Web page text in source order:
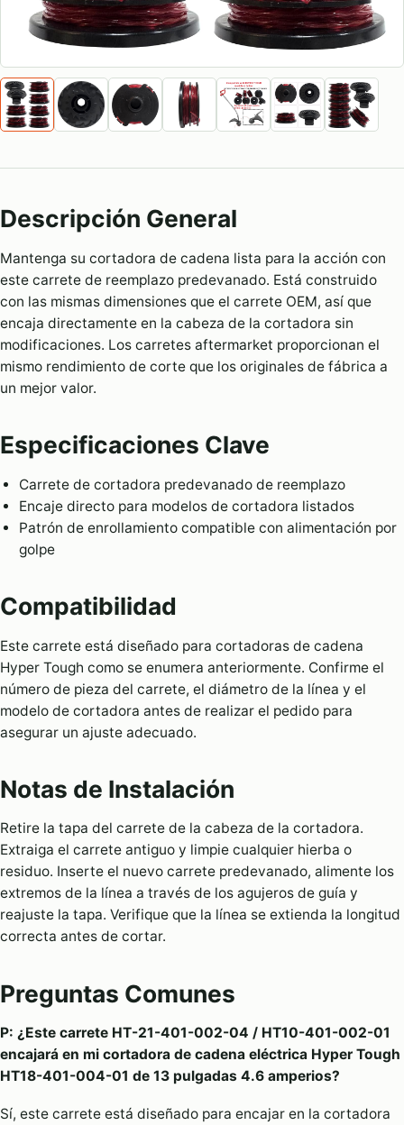
Descripción General
Mantenga su cortadora de cadena lista para la acción con
este carrete de reemplazo predevanado. Está construido
con las mismas dimensiones que el carrete OEM, así que
encaja directamente en la cabeza de la cortadora sin
modificaciones. Los carretes aftermarket proporcionan el
mismo rendimiento de corte que los originales de fábrica a
un mejor valor.
Especificaciones Clave
Carrete de cortadora predevanado de reemplazo
Encaje directo para modelos de cortadora listados
Patrón de enrollamiento compatible con alimentación por
golpe
Compatibilidad
Este carrete está diseñado para cortadoras de cadena
Hyper Tough como se enumera anteriormente. Confirme el
número de pieza del carrete, el diámetro de la línea y el
modelo de cortadora antes de realizar el pedido para
asegurar un ajuste adecuado.
Notas de Instalación
Retire la tapa del carrete de la cabeza de la cortadora.
Extraiga el carrete antiguo y limpie cualquier hierba o
residuo. Inserte el nuevo carrete predevanado, alimente los
extremos de la línea a través de los agujeros de guía y
reajuste la tapa. Verifique que la línea se extienda la longitud
correcta antes de cortar.
Preguntas Comunes
P: ¿Este carrete HT-21-401-002-04 / HT10-401-002-01
encajará en mi cortadora de cadena eléctrica Hyper Tough
HT18-401-004-01 de 13 pulgadas 4.6 amperios?
Sí, este carrete está diseñado para encajar en la cortadora